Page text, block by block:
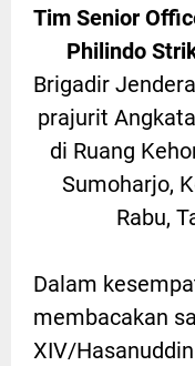
Tim Senior
Philindo
Brigadir
prajurit
di Ruang
Sumoharjo,
Rabu,
Dalam
membacakan
XIV/